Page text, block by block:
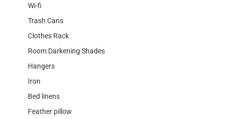
Wi-fi
Trash Cans
Clothes Rack
Room Darkening Shades
Hangers
Iron
Bed linens
Feather pillow